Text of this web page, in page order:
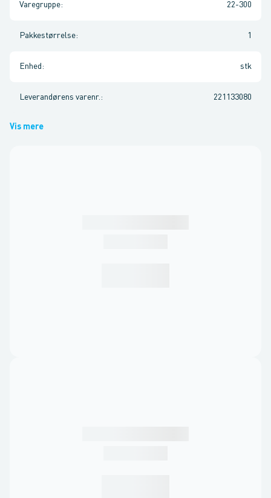
Varegruppe: 22-300
Pakkestørrelse: 1
Enhed : stk
Leverandørens varenr. : 221133080
Vis mere